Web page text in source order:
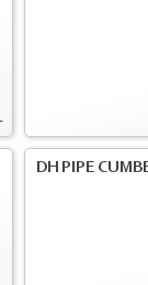
DH PIPE